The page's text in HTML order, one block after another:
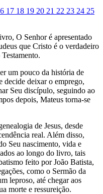
17 18 19 20 21 22 23 24 25
O Senhor é apresentado
que Cristo é o verdadeiro
um pouco da história de
decide deixar o emprego,
Seu discípulo, seguindo ao
depois, Mateus torna-se
de Jesus, desde
real. Além disso,
Seu nascimento, vida e
ao longo do livro, tais
feito por João Batista,
como o Sermão da
leproso, até chegar aos
morte e ressureição.